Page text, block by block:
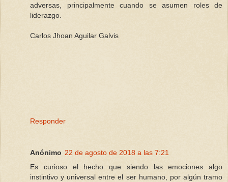
adversas, principalmente cuando se asumen roles de
liderazgo.
Carlos Jhoan Aguilar Galvis
Responder
Anónimo 22 de agosto de 2018 a las 7:21
Es curioso el hecho que siendo las emociones algo
instintivo y universal entre el ser humano, por algún tramo